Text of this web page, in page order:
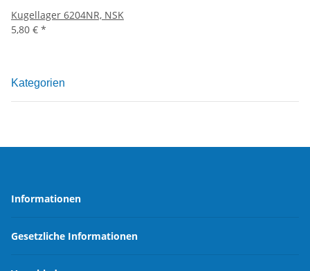
Kugellager 6204NR, NSK
5,80 € *
Kategorien
Informationen
Gesetzliche Informationen